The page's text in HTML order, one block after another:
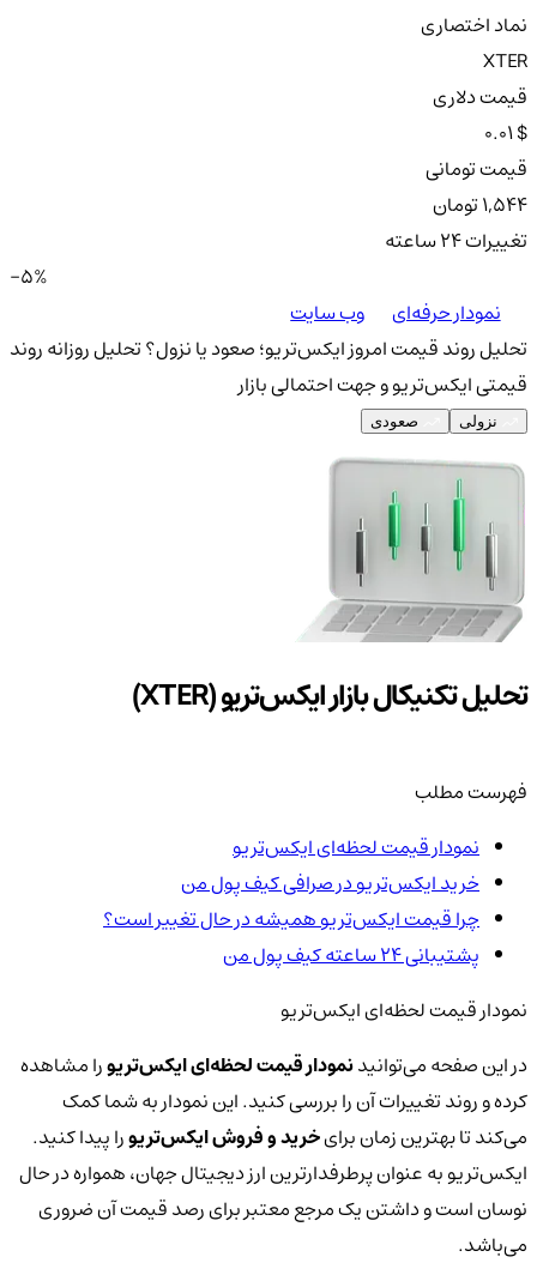
نماد اختصاری
XTER
قیمت دلاری
0.01 $
قیمت تومانی
1,544 تومان
تغییرات ۲۴ ساعته
-5%
نمودار حرفه‌ای
وب سایت
تحلیل روند قیمت امروز ایکس‌تریو؛ صعود یا نزول؟تحلیل روزانه روند
قیمتی ایکس‌تریو و جهت احتمالی بازار
نزولی صعودی
تحلیل تکنیکال بازار ایکس‌تریو (XTER)
فهرست مطلب
نمودار قیمت لحظه‌ای ایکس‌تریو
خرید ایکس‌تریو در صرافی کیف پول من
چرا قیمت ایکس‌تریو همیشه در حال تغییر است؟
پشتیبانی ۲۴ ساعته کیف پول من
نمودار قیمت لحظه‌ای ایکس‌تریو
در این صفحه می‌توانیدنمودار قیمت لحظه‌ای ایکس‌تریورا مشاهده
کرده و روند تغییرات آن را بررسی کنید. این نمودار به شما کمک
می‌کند تا بهترین زمان برایخرید و فروش ایکس‌تریورا پیدا کنید.
ایکس‌تریو به عنوان پرطرفدارترین ارز دیجیتال جهان، همواره در حال
نوسان است و داشتن یک مرجع معتبر برای رصد قیمت آن ضروری
می‌باشد.